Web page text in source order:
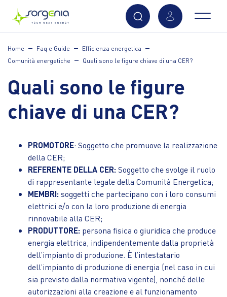
contenuto
Home Faq e Guide
Efficienza energetica
Comunità energetiche
Quali sono le figure chiave di una CER?
Quali sono le figure
chiave di una CER?
PROMOTORE: Soggetto che promuove la realizzazione
della CER;
REFERENTE DELLA CER: Soggetto che svolge il ruolo
di rappresentante legale della Comunità Energetica;
MEMBRI: soggetti che partecipano con i loro consumi
elettrici e/o con la loro produzione di energia
rinnovabile alla CER;
PRODUTTORE: persona fisica o giuridica che produce
energia elettrica, indipendentemente dalla proprietà
dell’impianto di produzione. È l’intestatario
dell’impianto di produzione di energia (nel caso in cui
sia previsto dalla normativa vigente), nonché delle
autorizzazioni alla creazione e al funzionamento